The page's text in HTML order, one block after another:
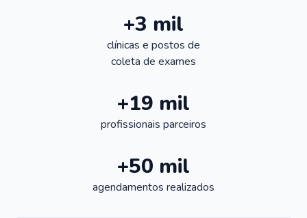
+3 mil
clínicas e postos de
coleta de exames
+19 mil
profissionais parceiros
+50 mil
agendamentos realizados